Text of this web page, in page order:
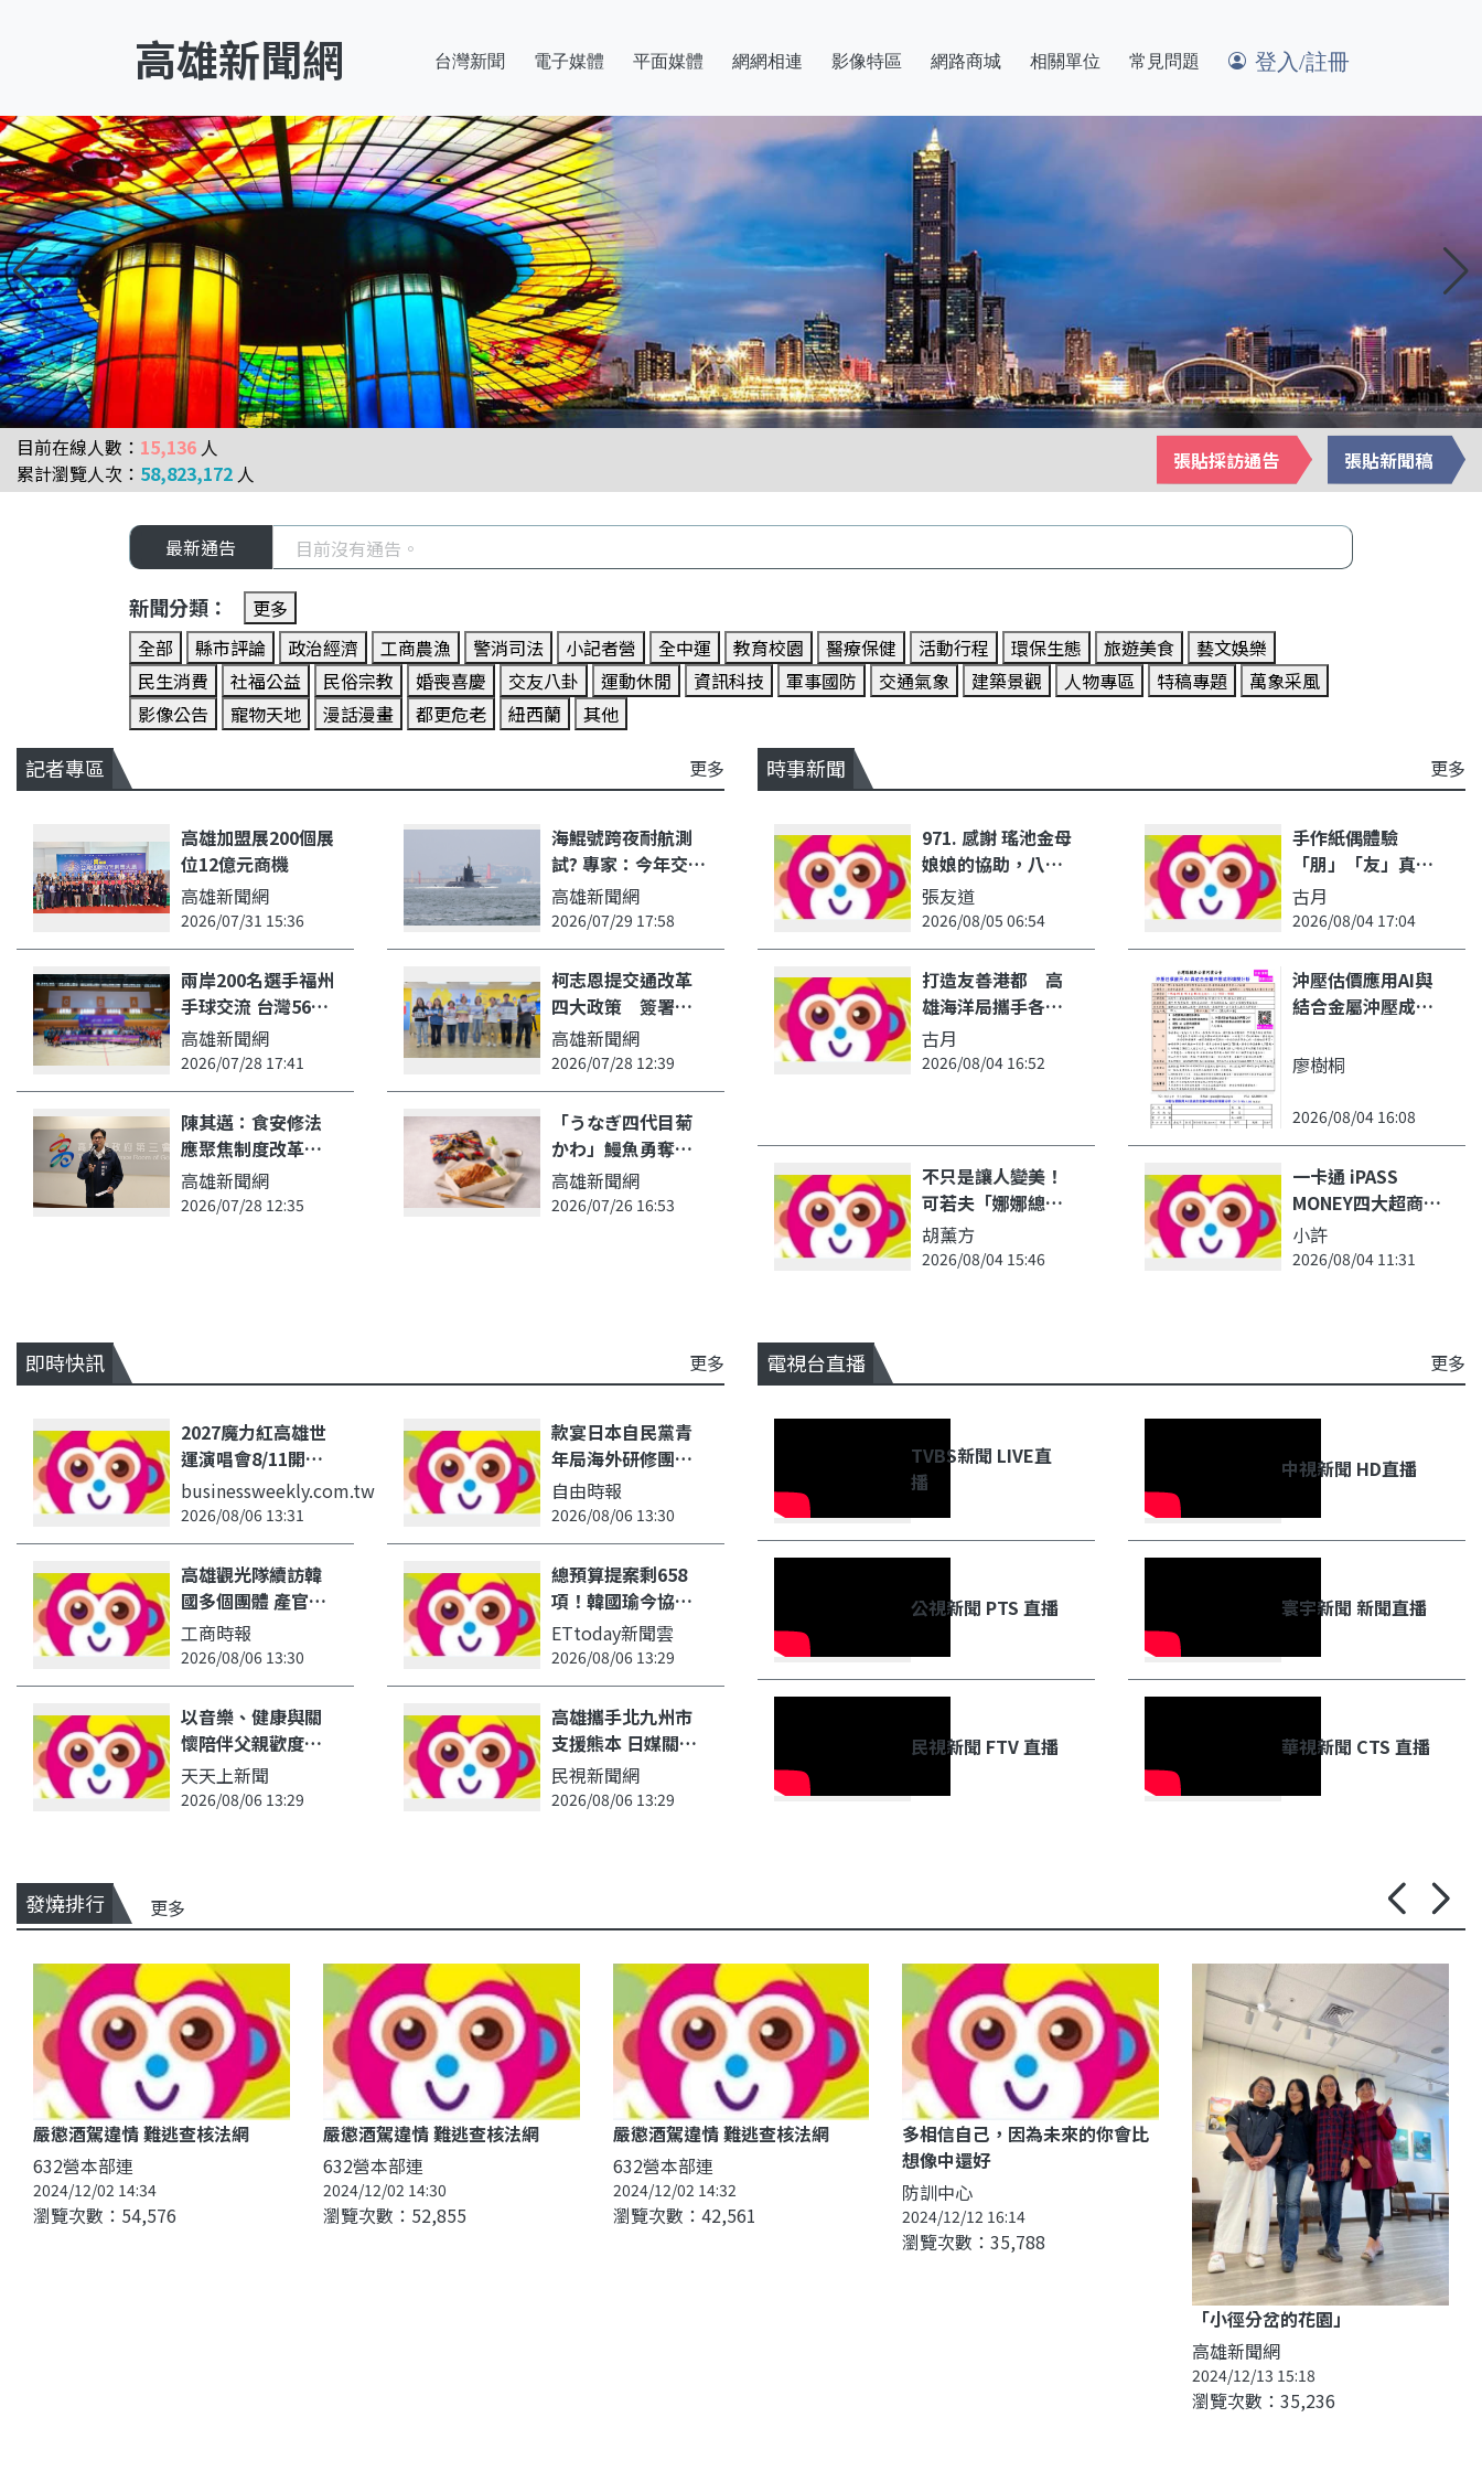
高雄新聞網 台灣新聞 電子媒體 平面媒體 網網相連 影像特區 網路商城 相關單位 常見問題 登入/註冊
目前在線人數： 15,136 人
累計瀏覽人次： 58,823,172 人 張貼採訪通告 張貼新聞稿
最新通告 目前沒有通告。
新聞分類：
更多
全部
縣市評論 政治經濟 工商農漁 警消司法 小記者營 全中運 教育校園 醫療保健 活動行程 環保生態 旅遊美食
藝文娛樂
民生消費
社福公益 民俗宗教 婚喪喜慶 交友八卦 運動休閒 資訊科技 軍事國防 交通氣象 建築景觀 人物專區 特稿專題
萬象采風
影像公告
寵物天地 漫話漫畫 都更危老 紐西蘭 其他
記者專區 更多
高雄加盟展200個展
位12億元商機
高雄新聞網
2026/07/31 15:36
海鯤號跨夜耐航測
試? 專家：今年交艦
可望達成
高雄新聞網
2026/07/29 17:58
兩岸200名選手福州
手球交流 台灣56名
師生參與賽事與文
化參訪
高雄新聞網
2026/07/28 17:41
柯志恩提交通改革
四大政策 簽署兩
項交通承諾書聚焦
行人安全與智慧運
輸
高雄新聞網
2026/07/28 12:39
陳其邁：食安修法
應聚焦制度改革
建立風險分級管理
強化中央地方分工
高雄新聞網
2026/07/28 12:35
「うなぎ四代目菊
かわ」鰻魚勇奪冠
軍！土用丑日祭買
一送一
高雄新聞網
2026/07/26 16:53
時事新聞 更多
971. 感謝 瑤池金母
娘娘的協助，八十
歲了，才讓我看透
了這一生！
張友道
2026/08/05 06:54
手作紙偶體驗
「朋」「友」真
諦！高雄山達基教
會響應國際友誼日
推品格教育
古月
2026/08/04 17:04
打造友善港都 高
雄海洋局攜手各界
推動外籍船員關
懷 落實漁業勞動
古月
2026/08/04 16:52
沖壓估價應用AI與
結合金屬沖壓成形
廖樹桐
2026/08/04 16:08
不只是讓人變美！
可若夫「娜娜總
裁」馬淑娟翻轉醫
美標籤：讓頂尖醫
胡薰方
2026/08/04 15:46
一卡通 iPASS
MONEY四大超商新
增玉山/王道綁信用
卡支付 推現領 7-
小許
2026/08/04 11:31
即時快訊 更多
2027魔力紅高雄世
運演唱會8/11開
賣！售票時間、票
價、座位圖一次看
－活動旅遊全攻略
｜商周 -
businessweekly.com.tw
businessweekly.com.tw
2026/08/06 13:31
款宴日本自民黨青
年局海外研修團韓
國瑜關切熊本震災-
政治 - 自由時報
自由時報
2026/08/06 13:30
高雄觀光隊續訪韓
國多個團體 產官學
聯手打響「高雄K-
Culture 」 - 工商
時報
工商時報
2026/08/06 13:30
總預算提案剩658
項！韓國瑜今協商
拚明表決 白提通
刪592億成關鍵 -
ETtoday新聞雲
ETtoday新聞雲
2026/08/06 13:29
以音樂、健康與關
懷陪伴父親歡度佳
節 高雄市立鳳山醫
院攜手高雄縣醫師
天天上新聞
2026/08/06 13:29
高雄攜手北九州市
支援熊本 日媒關注
跨城市合作救援模
式 - 民視新聞網
民視新聞網
2026/08/06 13:29
電視台直播 更多
TVBS新聞 LIVE直
播
中視新聞 HD直播
公視新聞 PTS 直播 寰宇新聞 新聞直播
民視新聞 FTV 直播 華視新聞 CTS 直播
發燒排行 更多
嚴懲酒駕違情 難逃查核法網
632營本部連
2024/12/02 14:34
瀏覽次數：54,576
嚴懲酒駕違情 難逃查核法網
632營本部連
2024/12/02 14:30
瀏覽次數：52,855
嚴懲酒駕違情 難逃查核法網
632營本部連
2024/12/02 14:32
瀏覽次數：42,561
多相信自己，因為未來的你會比
想像中還好
防訓中心
2024/12/12 16:14
瀏覽次數：35,788
「小徑分岔的花園」
高雄新聞網
2024/12/13 15:18
瀏覽次數：35,236